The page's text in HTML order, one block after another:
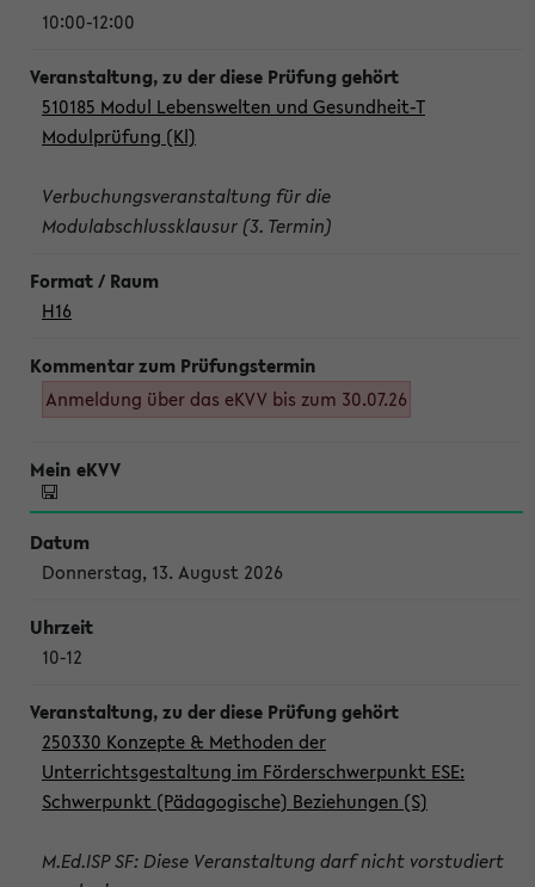
10:00-12:00
510185 Modul Lebenswelten und Gesundheit-T
Modulprüfung (Kl)
Verbuchungsveranstaltung für die
Modulabschlussklausur (3. Termin)
H16
Anmeldung über das eKVV bis zum 30.07.26
Donnerstag, 13. August 2026
10-12
250330 Konzepte & Methoden der
Unterrichtsgestaltung im Förderschwerpunkt ESE:
Schwerpunkt (Pädagogische) Beziehungen (S)
M.Ed.ISP SF: Diese Veranstaltung darf nicht vorstudiert